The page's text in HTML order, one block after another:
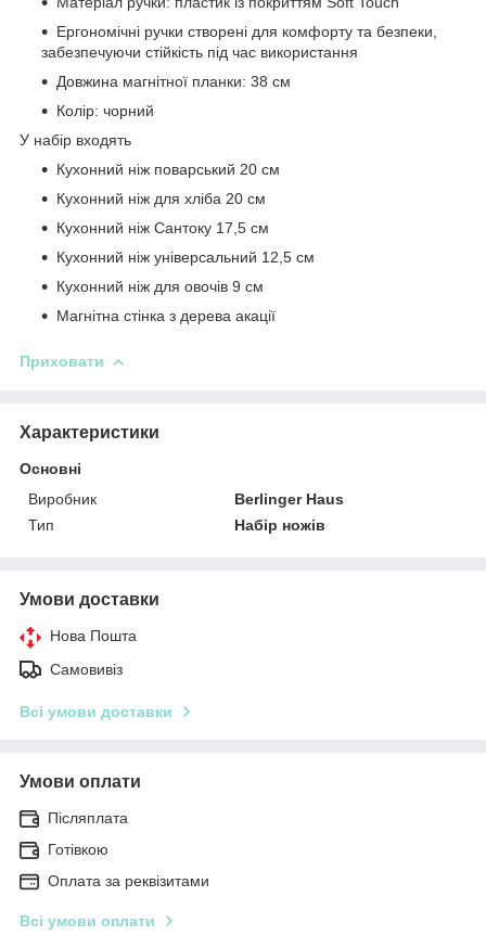
Ергономічні ручки створені для комфорту та безпеки,
забезпечуючи стійкість під час використання
Довжина магнітної планки: 38 см
Колір: чорний
У набір входять
Кухонний ніж поварський 20 см
Кухонний ніж для хліба 20 см
Кухонний ніж Сантоку 17,5 см
Кухонний ніж універсальний 12,5 см
Кухонний ніж для овочів 9 см
Магнітна стінка з дерева акації
Приховати
Характеристики
Основні
Виробник
Berlinger Haus
Тип
Набір ножів
Умови доставки
Нова Пошта
Самовивіз
Всі умови доставки
Умови оплати
Післяплата
Готівкою
Оплата за реквізитами
Всі умови оплати